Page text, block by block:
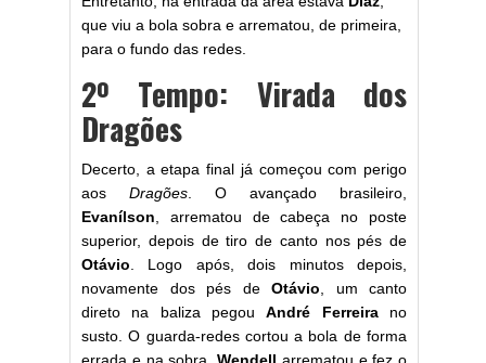
que viu a bola sobra e arrematou, de primeira,
para o fundo das redes.
2º Tempo: Virada dos
Dragões
Decerto, a etapa final já começou com perigo
aos Dragões . O avançado brasileiro,
Evanílson , arrematou de cabeça no poste
superior, depois de tiro de canto nos pés de
Otávio . Logo após, dois minutos depois,
novamente dos pés de Otávio , um canto
direto na baliza pegouAndré Ferreirano
susto. O guarda-redes cortou a bola de forma